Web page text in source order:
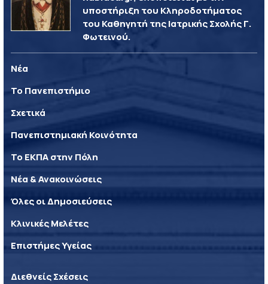
υποστήριξη του Κληροδοτήματος
του Καθηγητή της Ιατρικής Σχολής Γ.
Φωτεινού.
Νέα
Το Πανεπιστήμιο
Σχετικά
Πανεπιστημιακή Κοινότητα
Το ΕΚΠΑ στην Πόλη
Νέα & Ανακοινώσεις
Όλες οι Δημοσιεύσεις
Κλινικές Μελέτες
Επιστήμες Υγείας
Διεθνείς Σχέσεις